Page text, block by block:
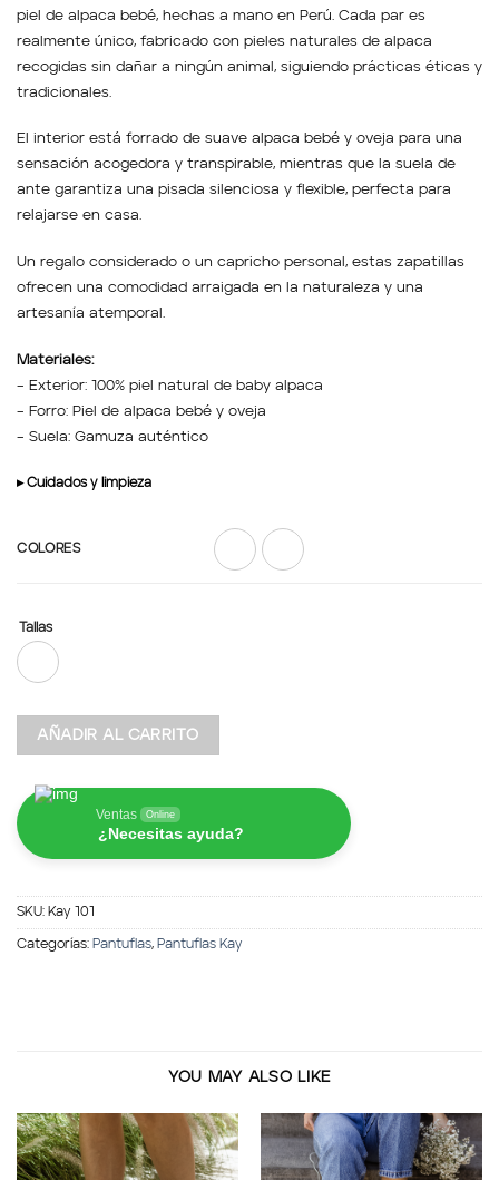
piel de alpaca bebé, hechas a mano en Perú. Cada par es
realmente único, fabricado con pieles naturales de alpaca
recogidas sin dañar a ningún animal, siguiendo prácticas éticas y
tradicionales.
El interior está forrado de suave alpaca bebé y oveja para una
sensación acogedora y transpirable, mientras que la suela de
ante garantiza una pisada silenciosa y flexible, perfecta para
relajarse en casa.
Un regalo considerado o un capricho personal, estas zapatillas
ofrecen una comodidad arraigada en la naturaleza y una
artesanía atemporal.
Materiales:
– Exterior: 100% piel natural de baby alpaca
– Forro: Piel de alpaca bebé y oveja
– Suela: Gamuza auténtico
▸ Cuidados y limpieza
COLORES
Tallas
AÑADIR AL CARRITO
Ventas Online
¿Necesitas ayuda?
SKU: Kay 101
Categorías: Pantuflas, Pantuflas Kay
YOU MAY ALSO LIKE